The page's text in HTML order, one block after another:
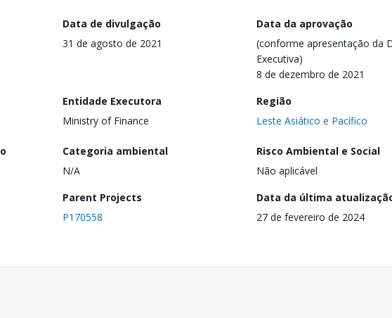
Data de divulgação
31 de agosto de 2021
Data da aprovação
(conforme apresentação da
Executiva)
8 de dezembro de 2021
Entidade Executora
Ministry of Finance
Região
Leste Asiático e Pacífico
Categoria ambiental
N/A
Risco Ambiental e Social
Não aplicável
Parent Projects
P170558
Data da última
27 de fevereiro de 2024